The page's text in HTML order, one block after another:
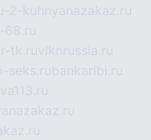
2-kuhnyanazakaz.ru
68.ru
tk.ruvlknrussia.ru
seks.rubankaribi.ru